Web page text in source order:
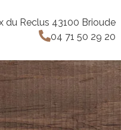
du Reclus 43100 Brioude
04 71 50 29 20